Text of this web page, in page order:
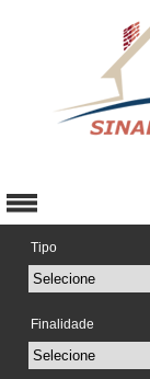
Tipo
Finalidade